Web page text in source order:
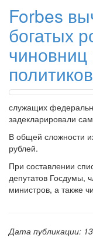
Forbes
богатых
политиков
служащих
задекларировали
В общей сложности
рублей.
При составлении
депутатов Госдумы,
министров, а также
Дата публикации: